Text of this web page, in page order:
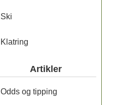
Ski
Klatring
Artikler
Odds og tipping